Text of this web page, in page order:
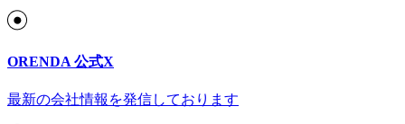
ORENDA 公式X
最新の会社情報を発信しております